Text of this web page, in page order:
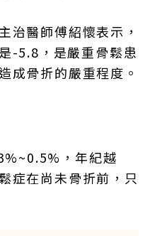
治醫師傅紹懷表示，
-5.8，是嚴重骨鬆患
成骨折的嚴重程度。
，年紀越
症在尚未骨折前，只